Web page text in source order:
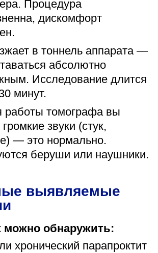
Процедура
дискомфорт
в тоннель аппарата —
абсолютно
Исследование длится
минут.
работы томографа вы
звуки (стук,
— это нормально.
беруши или наушники.
выявляемые
можно обнаружить:
хронический парапроктит